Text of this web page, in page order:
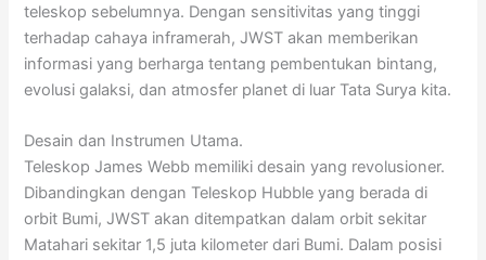
teleskop sebelumnya. Dengan sensitivitas yang tinggi
terhadap cahaya inframerah, JWST akan memberikan
informasi yang berharga tentang pembentukan bintang,
evolusi galaksi, dan atmosfer planet di luar Tata Surya kita.
Desain dan Instrumen Utama.
Teleskop James Webb memiliki desain yang revolusioner.
Dibandingkan dengan Teleskop Hubble yang berada di
orbit Bumi, JWST akan ditempatkan dalam orbit sekitar
Matahari sekitar 1,5 juta kilometer dari Bumi. Dalam posisi